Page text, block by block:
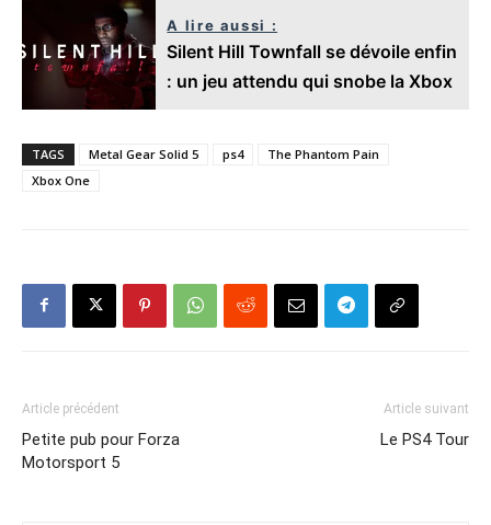
A lire aussi :
Silent Hill Townfall se dévoile enfin
: un jeu attendu qui snobe la Xbox
TAGS Metal Gear Solid 5 ps4
The Phantom Pain
Xbox One
Article précédent
Petite pub pour Forza
Motorsport 5
Article suivant
Le PS4 Tour